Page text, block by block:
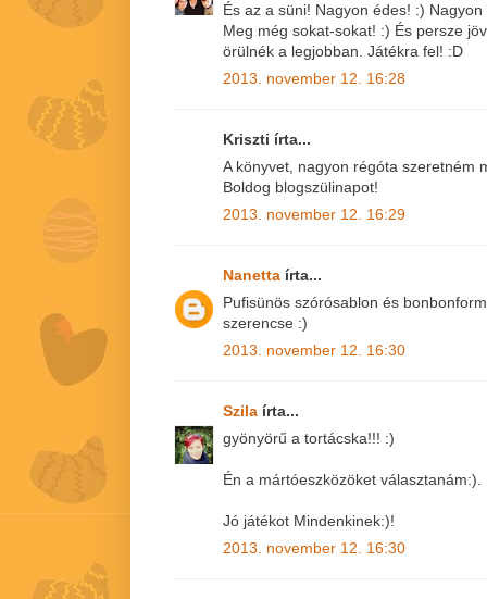
És az a süni! Nagyon édes! :)
Meg még sokat-sokat! :) És persze
örülnék a legjobban. Játékra fel! :D
2013. november 12. 16:28
Kriszti írta...
A könyvet, nagyon régóta szeretném
Boldog blogszülinapot!
2013. november 12. 16:29
Nanetta írta...
Pufisünös szórósablon és
szerencse :)
2013. november 12. 16:30
Szila írta...
gyönyörű a tortácska!!! :)
Én a mártóeszközöket választanám:).
Jó játékot Mindenkinek:)!
2013. november 12. 16:30